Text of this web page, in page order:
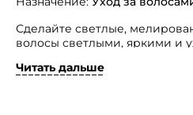
Сделайте светлые,
волосы светлыми, яркими и
Читать дальше